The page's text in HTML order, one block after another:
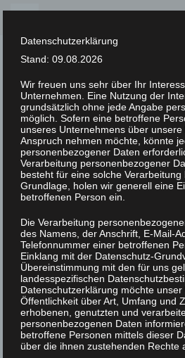
Skip
content
XLAB STIFTUNG
UNCATEGORIZED / 16. FEBRUAR 2023
IMGP0825
Datenschutzerklärung
Stand: 09.08.2026
Wir freuen uns sehr über Ihr
Unternehmen. Eine Nutzung der
grundsätzlich ohne jede Angabe
möglich. Sofern eine betroffene
unseres Unternehmens über
Anspruch nehmen möchte, könnte
personenbezogener Daten
Verarbeitung personenbezogener
besteht für eine solche
Grundlage, holen wir generell eine
betroffenen Person ein.
Die Verarbeitung
des Namens, der Anschrift, E-Mail-
Telefonnummer einer betroffenen
Einklang mit der Datenschutz-
Übereinstimmung mit den für uns
landesspezifischen
Datenschutzerklärung möchte
Öffentlichkeit über Art, Umfang und
erhobenen, genutzten und
personenbezogenen Daten
betroffene Personen mittels dieser
über die ihnen zustehenden Rechte